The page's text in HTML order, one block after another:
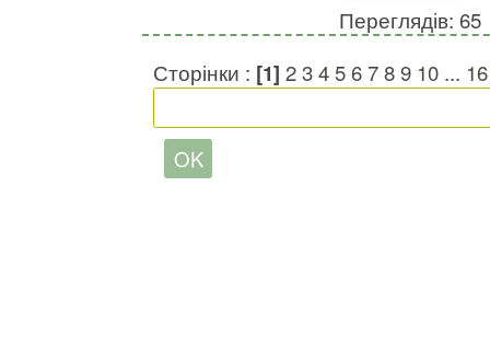
Переглядів: 65
Сторінки : [1] 23456789 10 ... 16